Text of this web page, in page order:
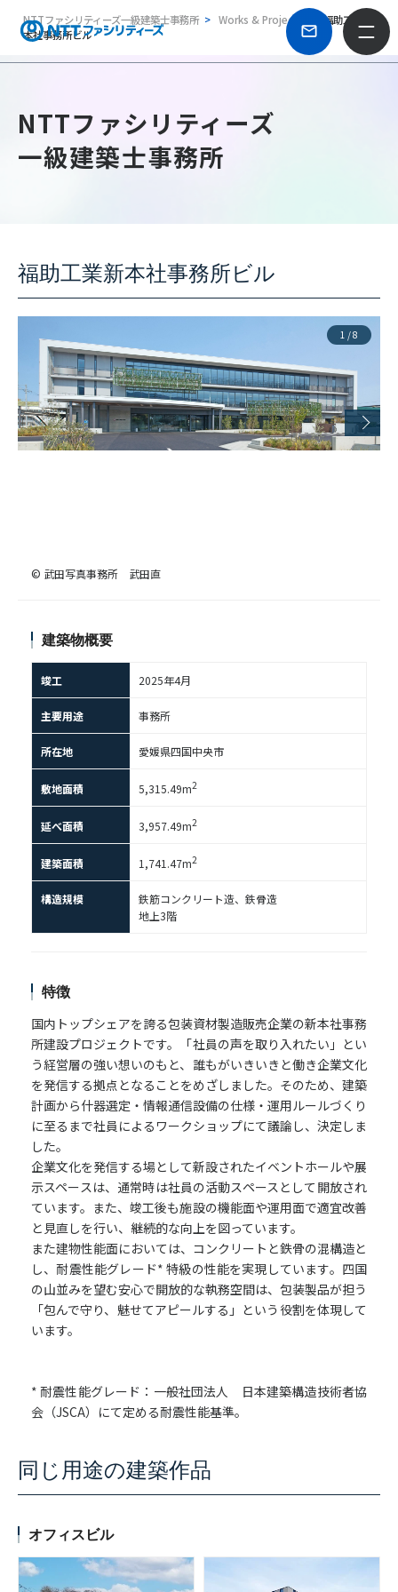
NTTファシリティーズ一級建築士事務所 Works & Projects
福助工業新
本社事務所ビル
NTTファシリティーズ
一級建築士事務所
福助工業新本社事務所ビル
1 /8
© 武田写真事務所 武田直
建築物概要
竣工 2025年4月
主要用途 事務所
所在地 愛媛県四国中央市
敷地面積 5,315.49m2
延べ面積 3,957.49m2
建築面積 1,741.47m2
構造規模
鉄筋コンクリート造、鉄骨造
地上3階
特徴
国内トップシェアを誇る包装資材製造販売企業の新本社事務
所建設プロジェクトです。「社員の声を取り入れたい」とい
う経営層の強い想いのもと、誰もがいきいきと働き企業文化
を発信する拠点となることをめざしました。そのため、建築
計画から什器選定・情報通信設備の仕様・運用ルールづくり
に至るまで社員によるワークショップにて議論し、決定しま
した。
企業文化を発信する場として新設されたイベントホールや展
示スペースは、通常時は社員の活動スペースとして開放され
ています。また、竣工後も施設の機能面や運用面で適宜改善
と見直しを行い、継続的な向上を図っています。
また建物性能面においては、コンクリートと鉄骨の混構造と
し、耐震性能グレード* 特級の性能を実現しています。四国
の山並みを望む安心で開放的な執務空間は、包装製品が担う
「包んで守り、魅せてアピールする」という役割を体現して
います。
* 耐震性能グレード：一般社団法人 日本建築構造技術者協
会（JSCA）にて定める耐震性能基準。
同じ用途の建築作品
オフィスビル